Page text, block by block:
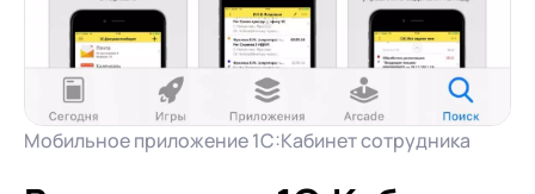
Мобильное приложение 1С:Кабинет сотрудника